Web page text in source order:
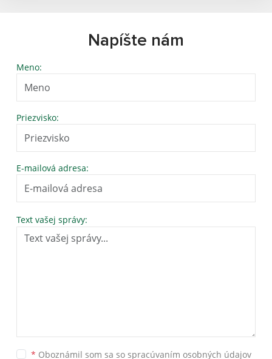
Napíšte nám
Meno:
Priezvisko:
E-mailová adresa:
Text vašej správy:
* Oboznámil som sa so spracúvaním osobných údajov